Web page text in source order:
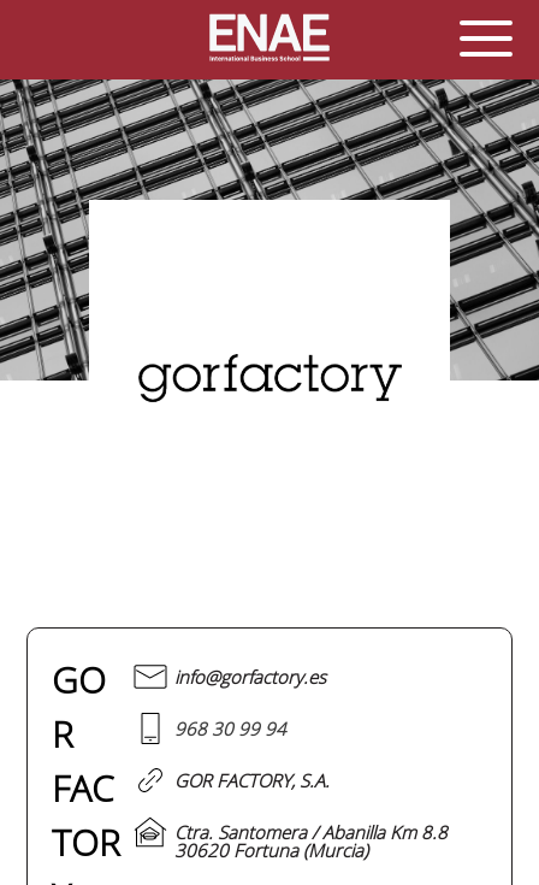
GO
R
FAC
TOR
info@gorfactory.es
968 30 99 94
GOR FACTORY, S.A.
Ctra. Santomera / Abanilla Km 8.8
30620 Fortuna (Murcia)